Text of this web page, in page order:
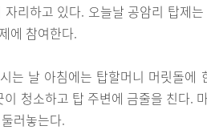
자리하고 있다. 오늘날 공암리 탑제
에 참여한다.
는 날 아침에는 탑할머니 머릿돌에
청소하고 탑 주변에 금줄을 친다.
러놓는다.